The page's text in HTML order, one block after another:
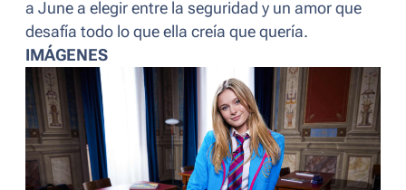
a June a elegir entre la seguridad y un amor que
desafía todo lo que ella creía que quería.
IMÁGENES